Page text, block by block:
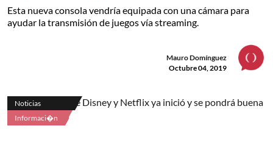
Esta nueva consola vendría equipada con una cámara para
ayudar la transmisión de juegos vía streaming.
Mauro Domínguez
Octubre 04, 2019
Noticias
Informaci�n